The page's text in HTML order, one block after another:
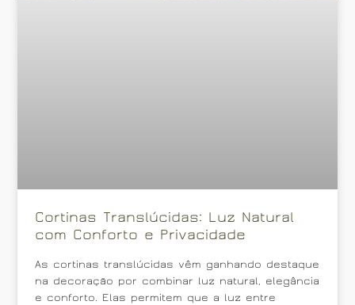
Cortinas Translúcidas: Luz Natural
com Conforto e Privacidade
As cortinas translúcidas vêm ganhando destaque
na decoração por combinar luz natural, elegância
e conforto. Elas permitem que a luz entre